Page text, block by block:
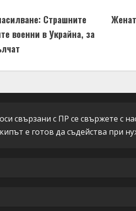
Страшните
военни в Украйна, за
свързани с ПР се свържете с
е готов да съдейства при